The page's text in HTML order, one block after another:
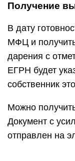
Получение
В дату
МФЦ и
дарения с
ЕГРН будет
собственник
Можно
Документ с
отправлен на